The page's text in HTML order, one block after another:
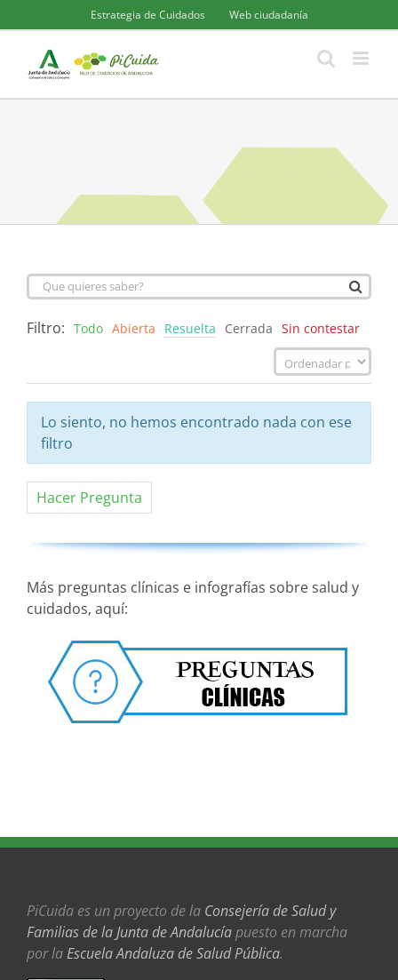
al
contenido
Estrategia de Cuidados Web ciudadanía
Filtro: Todo Abierta Resuelta Cerrada Sin contestar
Lo siento, no hemos encontrado nada con ese
filtro
Hacer Pregunta
Más preguntas clínicas e infografías sobre salud y
cuidados, aquí:
PiCuida es un proyecto de la Consejería de Salud y
Familias de la Junta de Andalucíapuesto en marcha
por laEscuela Andaluza de Salud Pública.